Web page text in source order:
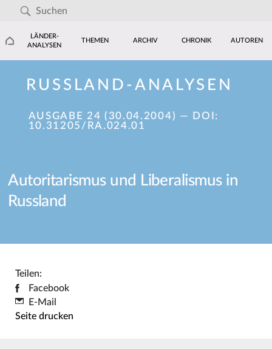
LÄNDER-
ANALYSEN
THEMEN ARCHIV CHRONIK AUTOREN
RUSSLAND-ANALYSEN
AUSGABE 24 (30.04.2004) — DOI:
10.31205/RA.024.01
Autoritarismus und Liberalismus in
Russland
Teilen:
Facebook
E-Mail
Seite drucken